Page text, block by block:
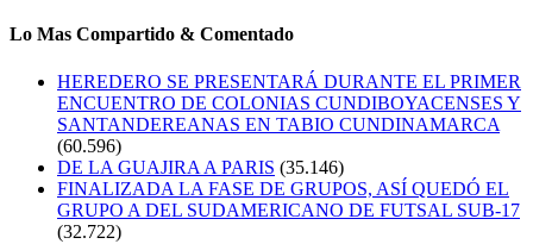
Lo Mas Compartido & Comentado
HEREDERO SE PRESENTARÁ DURANTE EL PRIMER
ENCUENTRO DE COLONIAS CUNDIBOYACENSES Y
SANTANDEREANAS EN TABIO CUNDINAMARCA
(60.596)
DE LA GUAJIRA A PARIS (35.146)
FINALIZADA LA FASE DE GRUPOS, ASÍ QUEDÓ EL
GRUPO A DEL SUDAMERICANO DE FUTSAL SUB-17
(32.722)